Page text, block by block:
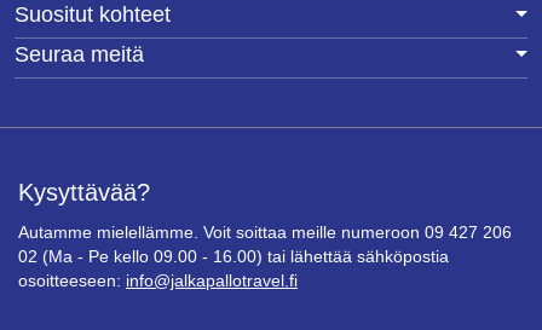
Suositut kohteet
Seuraa meitä
Kysyttävää?
Autamme mielellämme. Voit soittaa meille numeroon 09 427 206
02 (Ma - Pe kello 09.00 - 16.00) tai lähettää sähköpostia
osoitteeseen: info@jalkapallotravel.fi